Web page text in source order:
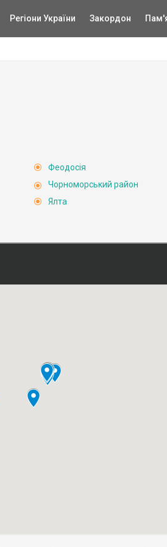
Регіони України Закордон
Феодосія
Чорноморський район
Ялта